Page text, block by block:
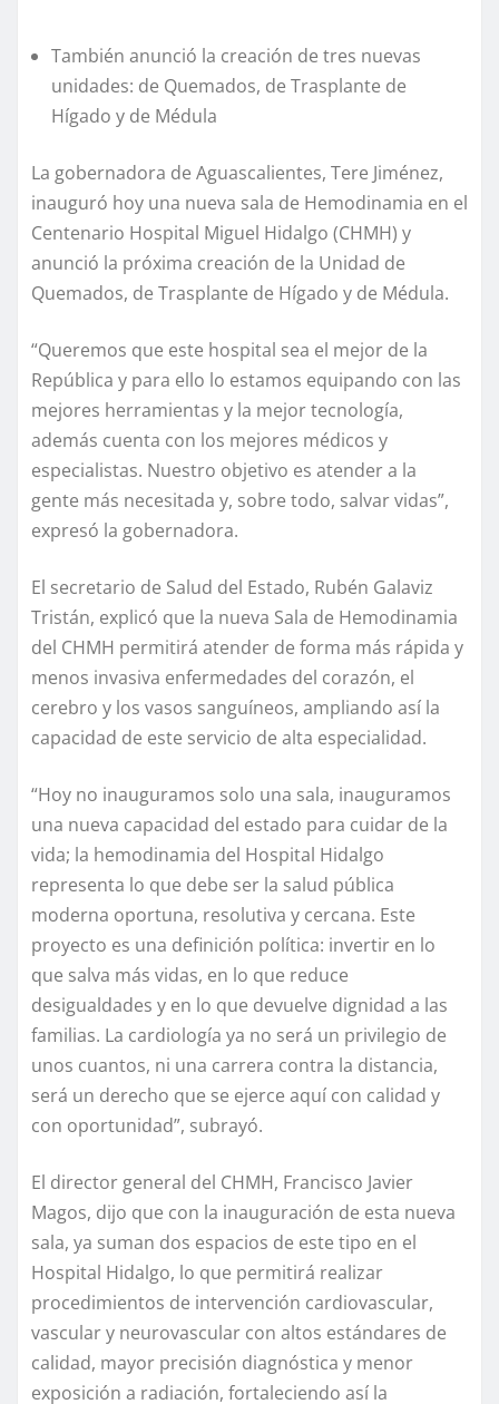
También anunció la creación de tres nuevas
unidades: de Quemados, de Trasplante de
Hígado y de Médula
La gobernadora de Aguascalientes, Tere Jiménez,
inauguró hoy una nueva sala de Hemodinamia en el
Centenario Hospital Miguel Hidalgo (CHMH) y
anunció la próxima creación de la Unidad de
Quemados, de Trasplante de Hígado y de Médula.
“Queremos que este hospital sea el mejor de la
República y para ello lo estamos equipando con las
mejores herramientas y la mejor tecnología,
además cuenta con los mejores médicos y
especialistas. Nuestro objetivo es atender a la
gente más necesitada y, sobre todo, salvar vidas”,
expresó la gobernadora.
El secretario de Salud del Estado, Rubén Galaviz
Tristán, explicó que la nueva Sala de Hemodinamia
del CHMH permitirá atender de forma más rápida y
menos invasiva enfermedades del corazón, el
cerebro y los vasos sanguíneos, ampliando así la
capacidad de este servicio de alta especialidad.
“Hoy no inauguramos solo una sala, inauguramos
una nueva capacidad del estado para cuidar de la
vida; la hemodinamia del Hospital Hidalgo
representa lo que debe ser la salud pública
moderna oportuna, resolutiva y cercana. Este
proyecto es una definición política: invertir en lo
que salva más vidas, en lo que reduce
desigualdades y en lo que devuelve dignidad a las
familias. La cardiología ya no será un privilegio de
unos cuantos, ni una carrera contra la distancia,
será un derecho que se ejerce aquí con calidad y
con oportunidad”, subrayó.
El director general del CHMH, Francisco Javier
Magos, dijo que con la inauguración de esta nueva
sala, ya suman dos espacios de este tipo en el
Hospital Hidalgo, lo que permitirá realizar
procedimientos de intervención cardiovascular,
vascular y neurovascular con altos estándares de
calidad, mayor precisión diagnóstica y menor
exposición a radiación, fortaleciendo así la